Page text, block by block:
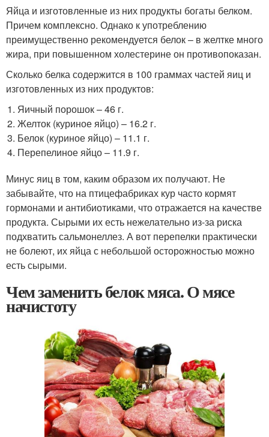
Яйца и изготовленные из них продукты богаты белком.
Причем комплексно. Однако к употреблению
преимущественно рекомендуется белок – в желтке много
жира, при повышенном холестерине он противопоказан.
Сколько белка содержится в 100 граммах частей яиц и
изготовленных из них продуктов:
Яичный порошок – 46 г.
Желток (куриное яйцо) – 16.2 г.
Белок (куриное яйцо) – 11.1 г.
Перепелиное яйцо – 11.9 г.
Минус яиц в том, каким образом их получают. Не
забывайте, что на птицефабриках кур часто кормят
гормонами и антибиотиками, что отражается на качестве
продукта. Сырыми их есть нежелательно из-за риска
подхватить сальмонеллез. А вот перепелки практически
не болеют, их яйца с небольшой осторожностью можно
есть сырыми.
Чем заменить белок мяса. О мясе
начистоту